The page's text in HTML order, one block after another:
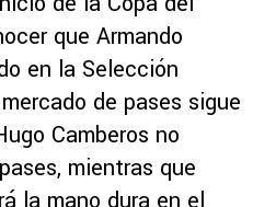
que Armando
en la Selección
de pases sigue
Camberos no
mientras que